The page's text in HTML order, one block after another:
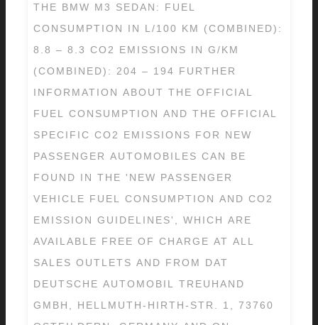
THE BMW M3 SEDAN: FUEL
CONSUMPTION IN L/100 KM (COMBINED):
8.8 – 8.3 CO2 EMISSIONS IN G/KM
(COMBINED): 204 – 194 FURTHER
INFORMATION ABOUT THE OFFICIAL
FUEL CONSUMPTION AND THE OFFICIAL
SPECIFIC CO2 EMISSIONS FOR NEW
PASSENGER AUTOMOBILES CAN BE
FOUND IN THE 'NEW PASSENGER
VEHICLE FUEL CONSUMPTION AND CO2
EMISSION GUIDELINES', WHICH ARE
AVAILABLE FREE OF CHARGE AT ALL
SALES OUTLETS AND FROM DAT
DEUTSCHE AUTOMOBIL TREUHAND
GMBH, HELLMUTH-HIRTH-STR. 1, 73760